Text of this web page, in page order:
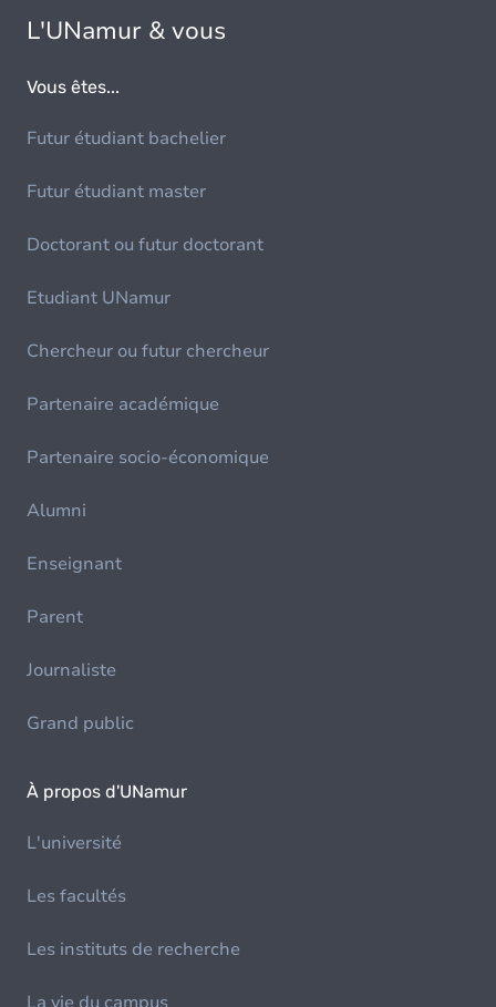
L'UNamur & vous
Vous êtes...
Futur étudiant bachelier
Futur étudiant master
Doctorant ou futur doctorant
Etudiant UNamur
Chercheur ou futur chercheur
Partenaire académique
Partenaire socio-économique
Alumni
Enseignant
Parent
Journaliste
Grand public
À propos d'UNamur
L'université
Les facultés
Les instituts de recherche